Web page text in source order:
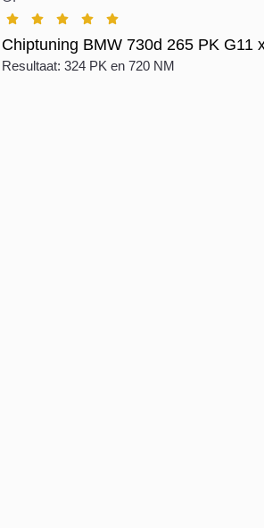
Chiptuning BMW 730d 265 PK G11
Resultaat: 324 PK en 720 NM